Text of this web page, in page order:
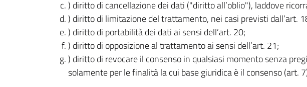
) diritto di cancellazione dei dati ("diritto all’oblio"), laddove
) diritto di limitazione del trattamento, nei casi previsti dall’art.
) diritto di portabilità dei dati ai sensi dell’art. 20;
) diritto di opposizione al trattamento ai sensi dell’art. 21;
) diritto di revocare il consenso in qualsiasi momento senza
solamente per le finalità la cui base giuridica è il consenso (art.